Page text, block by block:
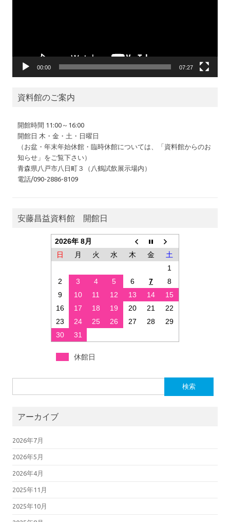
00:00 07:27
資料館のご案内
開館時間 11:00～16:00
開館日 木・金・土・日曜日
（お盆・年末年始休館・臨時休館については、「資料館からのお
知らせ」をご覧下さい）
青森県八戸市八日町３（八鶴試飲展示場内）
電話/090-2886-8109
安藤昌益資料館 開館日
2026年 8月
日
月 火 水 木 金
土
1
2
3 4 5 6 7
8
9
10 11 12 13 14
15
16
17 18 19 20 21
22
23
24 25 26 27 28
29
30
31
休館日
アーカイブ
2026年7月
2026年5月
2026年4月
2025年11月
2025年10月